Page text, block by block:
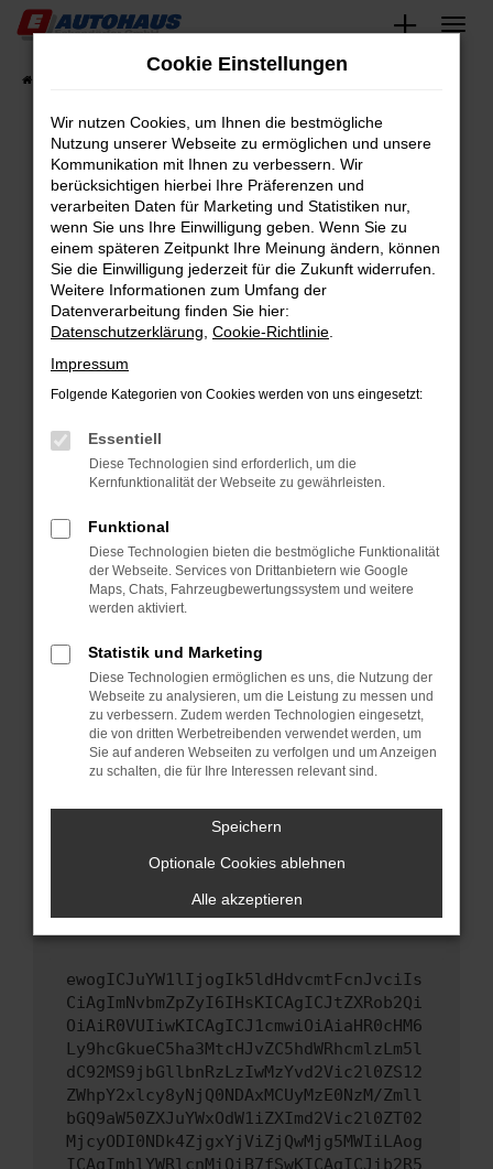
Zum
springen
Fahrzeugsuche
Fehler: Network Error
Beim Laden ist ein Fehler aufgetreten.
Hier sind ein paar Tipps, die dir helfen können:
Überprüfe deine Firewall und deine
Internetverbindung.
Laden andere Webseiten, zum Beispiel deine
Suchmaschine?
Prüfe deine Browsererweiterungen.
können das Laden bestimmter Seiten
verhindern. Funktioniert die Seite in einem
anderen Browser oder in einem privaten
Starte dein Gerät neu.
Das kann manchmal helfen, vorübergehende
Probleme zu beheben.
Betriebssystem auf dem neuesten Stand
sind.
Veraltete Software birgt nicht nur ein
Sicherheitsrisiko, sondern kann auch dazu
führen, dass bestimmte Funktionen nicht mehr
unterstützt werden.
Wende dich an den Webseitenbetreiber.
Wenn du alle oben genannten Schritte versucht
hast, kontaktiere uns bitte. Wir werden
versuchen, das Problem zu beheben. Du kannst
uns diesen Text schicken, um uns bei der
ewogICJuYW1lIjogIk5ldHdvcmtFcnJvciIs
CiAgImNvbmZpZyI6IHsKICAgICJtZXRob2Qi
OiAiR0VUIiwKICAgICJ1cmwiOiAiaHR0cHM6
Ly9hcGkueC5ha3MtcHJvZC5hdWRhcmlzLm5l
dC92MS9jbGllbnRzLzIwMzYvd2Vic2l0ZS12
ZWhpY2xlcy8yNjQ0NDAxMCUyMzE0NzM/Zmll
bGQ9aW50ZXJuYWxOdW1iZXImd2Vic2l0ZT02
MjcyODI0NDk4ZjgxYjViZjQwMjg5MWIiLAog
ICAgImhlYWRlcnMiOiB7fSwKICAgICJib2R5
Cookie Einstellungen
Wir nutzen Cookies, um Ihnen die bestmögliche
Nutzung unserer Webseite zu ermöglichen und unsere
Kommunikation mit Ihnen zu verbessern. Wir
berücksichtigen hierbei Ihre Präferenzen und
verarbeiten Daten für Marketing und Statistiken nur,
wenn Sie uns Ihre Einwilligung geben. Wenn Sie zu
einem späteren Zeitpunkt Ihre Meinung ändern, können
Sie die Einwilligung jederzeit für die Zukunft widerrufen.
Weitere Informationen zum Umfang der
Datenverarbeitung finden Sie hier:
Datenschutzerklärung Cookie-Richtlinie
Impressum
Folgende Kategorien von Cookies werden von uns eingesetzt:
Essentiell
Diese Technologien sind erforderlich, um die
Kernfunktionalität der Webseite zu gewährleisten.
Funktional
Diese Technologien bieten die bestmögliche Funktionalität
der Webseite. Services von Drittanbietern wie Google
Maps, Chats, Fahrzeugbewertungssystem und weitere
werden aktiviert.
Statistik und Marketing
Diese Technologien ermöglichen es uns, die Nutzung der
Webseite zu analysieren, um die Leistung zu messen und
zu verbessern. Zudem werden Technologien eingesetzt,
die von dritten Werbetreibenden verwendet werden, um
Sie auf anderen Webseiten zu verfolgen und um Anzeigen
zu schalten, die für Ihre Interessen relevant sind.
Speichern
Optionale Cookies ablehnen
Alle akzeptieren